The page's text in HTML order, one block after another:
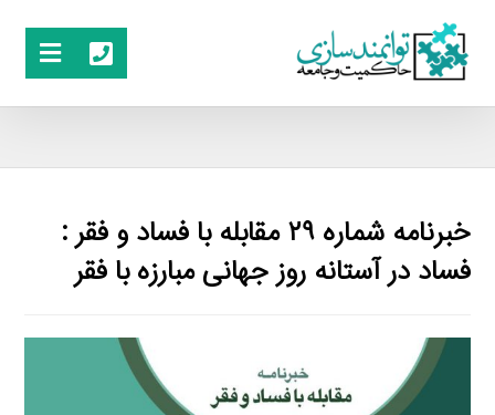
خبرنامه شماره ۲۹ مقابله با فساد و فقر :
فساد در آستانه روز جهانی مبارزه با فقر